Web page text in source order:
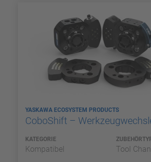
YASKAWA ECOSYSTEM PRODUCTS
CoboShift –
KATEGORIE
Kompatibel Tool